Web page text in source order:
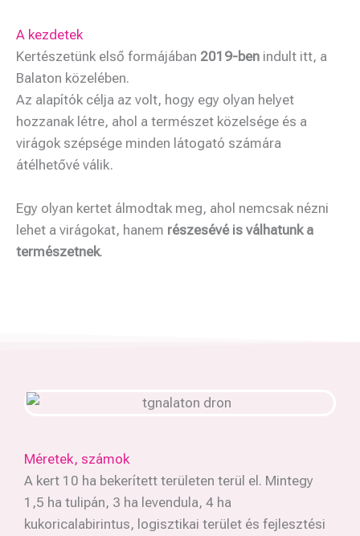
A kezdetek
Kertészetünk első formájában 2019-ben indult itt, a
Balaton közelében.
Az alapítók célja az volt, hogy egy olyan helyet
hozzanak létre, ahol a természet közelsége és a
virágok szépsége minden látogató számára
átélhetővé válik.
Egy olyan kertet álmodtak meg, ahol nemcsak nézni
lehet a virágokat, hanem részesévé is válhatunk a
természetnek.
Méretek, számok
A kert 10 ha bekerített területen terül el. Mintegy
1,5 ha tulipán, 3 ha levendula, 4 ha
kukoricalabirintus, logisztikai terület és fejlesztési